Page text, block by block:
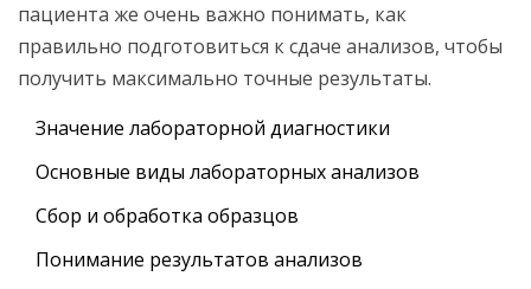
пациента же очень важно понимать, как
правильно подготовиться к сдаче анализов, чтобы
получить максимально точные результаты.
Значение лабораторной диагностики
Основные виды лабораторных анализов
Сбор и обработка образцов
Понимание результатов анализов